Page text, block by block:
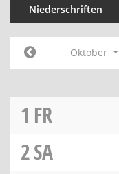
Niederschriften
Oktober
1 FR
2SA